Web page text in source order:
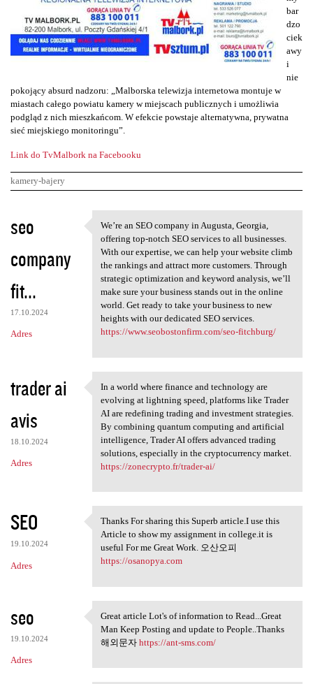
bar
dzo
ciek
awy
i
nie
pokojący absurd nadzoru: „Malborska telewizja internetowa montuje w
miastach całego powiatu kamery w miejscach publicznych i umożliwia
podgląd z nich mieszkańcom. W efekcie powstaje alternatywna, prywatna
sieć miejskiego monitoringu”.
Link do TvMalbork na Facebooku
kamery-bajery
K
o
m
e
n
t
a
e
seo
company
fit...
17.10.2024
Adres
We’re an SEO company in
We’re an SEO company in Augusta, Georgia,
offering top-notch SEO services to all businesses.
With our expertise, we can help your website climb
the rankings and attract more customers. Through
strategic optimization and keyword analysis, we’ll
make sure your business stands out in the online
world. Get ready to take your business to new
heights with our dedicated SEO services.
https://www.seobostonfirm.com/seo-fitchburg/
trader ai
avis
18.10.2024
Adres
In a world where finance and
In a world where finance and technology are
evolving at lightning speed, platforms like Trader
AI are redefining trading and investment strategies.
By combining quantum computing and artificial
intelligence, Trader AI offers advanced trading
solutions, especially in the cryptocurrency market.
https://zonecrypto.fr/trader-ai/
SEO
19.10.2024
Adres
Thanks For sharing this
Thanks For sharing this Superb article.I use this
Article to show my assignment in college.it is
useful For me Great Work. 오산오피
https://osanopya.com
seo
19.10.2024
Adres
Great article Lot's of
Great article Lot's of information to Read...Great
Man Keep Posting and update to People..Thanks
해외문자 https://ant-sms.com/